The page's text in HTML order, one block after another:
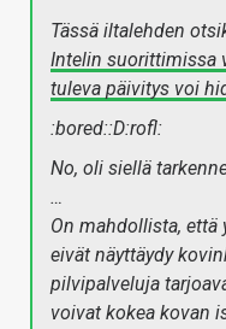
Tässä iltalehden
Intelin suorittimissa
tuleva päivitys voi
:bored::D:rofl:
No, oli siellä
…
On mahdollista,
eivät näyttäydy
pilvipalveluja
voivat kokea kovan